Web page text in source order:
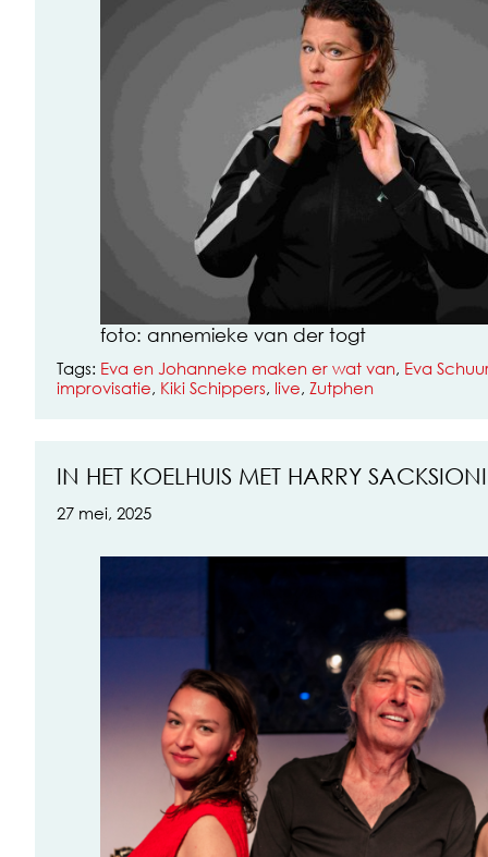
foto: annemieke van der togt
Tags: Eva en Johanneke maken er wat van, Eva
improvisatie, Kiki Schippers, live, Zutphen
IN HET KOELHUIS MET HARRY SACKSIONI
27 mei, 2025